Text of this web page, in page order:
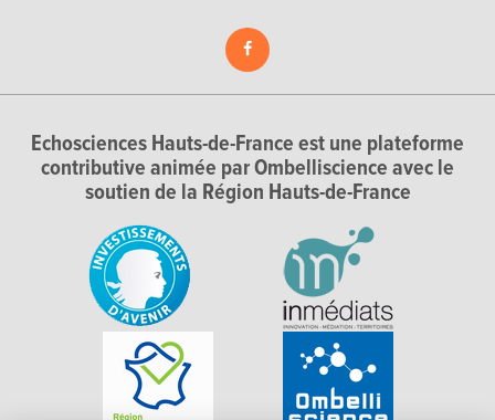
Echosciences Hauts-de-France est une plateforme
contributive animée par Ombelliscience avec le
soutien de la Région Hauts-de-France